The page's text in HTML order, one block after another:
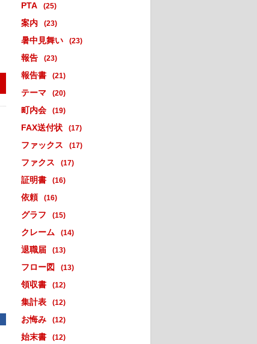
PTA (25)
案内 (23)
暑中見舞い (23)
報告 (23)
報告書 (21)
テーマ (20)
町内会 (19)
FAX送付状 (17)
ファックス (17)
ファクス (17)
証明書 (16)
依頼 (16)
グラフ (15)
クレーム (14)
退職届 (13)
フロー図 (13)
領収書 (12)
集計表 (12)
お悔み (12)
始末書 (12)